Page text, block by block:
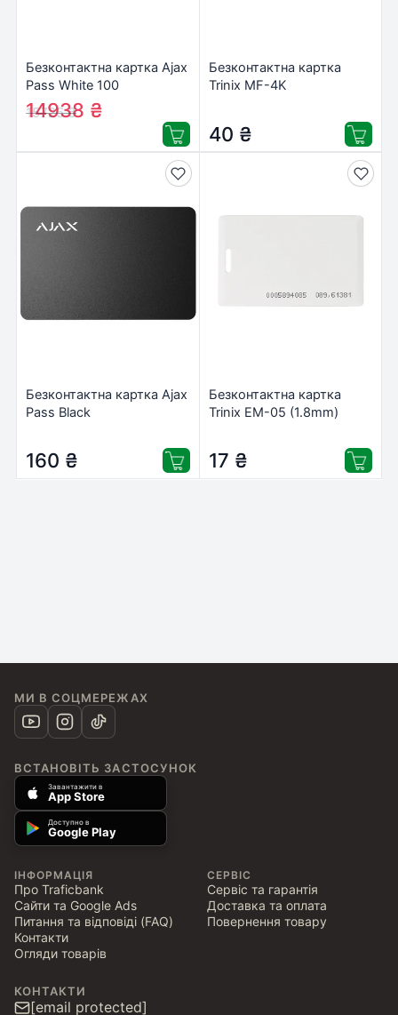
Безконтактна картка Ajax
Pass White 100
15725₴
14938 ₴
Безконтактна картка
Trinix MF-4K
40 ₴
Безконтактна картка Ajax
Pass Black
160 ₴
Безконтактна картка
Trinix EM-05 (1.8mm)
17 ₴
МИ В СОЦМЕРЕЖАХ
ВСТАНОВІТЬ ЗАСТОСУНОК
Завантажити в
App Store
Доступно в
Google Play
ІНФОРМАЦІЯ
Про Traficbank
Сайти та Google Ads
Питання та відповіді (FAQ)
Контакти
Огляди товарів
СЕРВІС
Сервіс та гарантія
Доставка та оплата
Повернення товару
КОНТАКТИ
[email protected]